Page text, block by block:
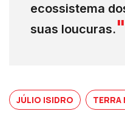
ecossistema
suas loucuras.
JÚLIO ISIDRO TERRA